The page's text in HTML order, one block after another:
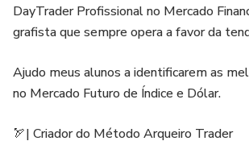
Psicologia de Mercado, Operacional
ferramenta utilizada no método, foi
Institucionais no mercado financeiro há
DayTrader Profissional no Mercado
grafista que sempre opera a favor da
Ajudo meus alunos a identificarem as
no Mercado Futuro de Índice e Dólar.
🏹| Criador do Método Arqueiro Trader